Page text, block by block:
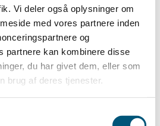
Vi deler også oplysninger om
med vores partnere inden
og
partnere kan kombinere disse
du har givet dem, eller som
brug af deres tjenester.
pågår - afvent lønregulering
ansatte læger i kapaciteter, lægevikarer
fase 2 og 3